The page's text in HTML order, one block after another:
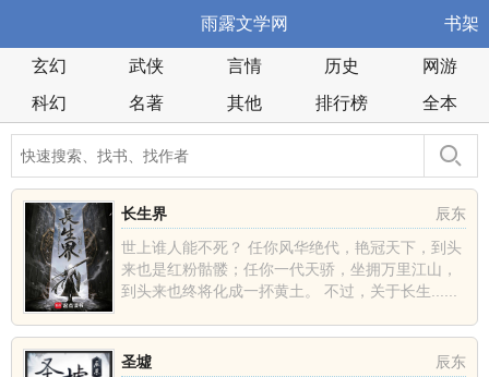
雨露文学网 书架
玄幻 武侠 言情 历史
网游
科幻
名著 其他 排行榜 全本
辰东
长生界
世上谁人能不死？ 任你风华绝代，艳冠天下，到头
来也是红粉骷髅；任你一代天骄，坐拥万里江山，
到头来也终将化成一抔黄土。 不过，关于长生......
辰东
圣墟